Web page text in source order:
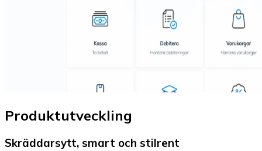
Produktutveckling
Skräddarsytt, smart och stilrent